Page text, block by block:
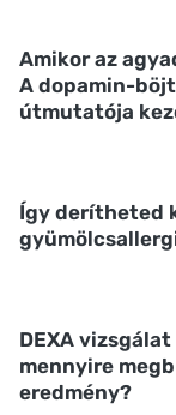
Amikor az
A dopamin-
útmutatója
Így derítheted
DEXA
mennyire
eredmény?